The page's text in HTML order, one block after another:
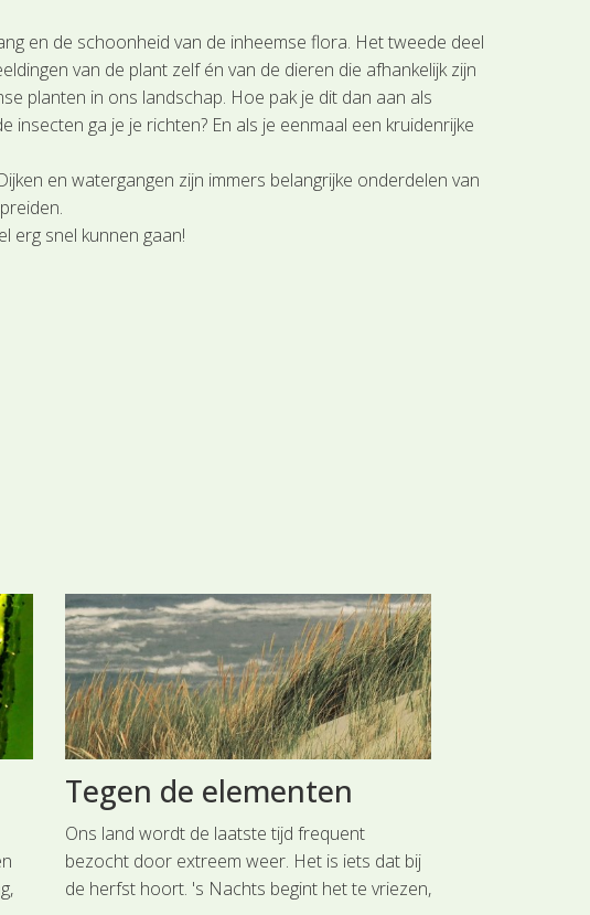
en de schoonheid van de inheemse flora. Het tweede deel
van de plant zelf én van de dieren die afhankelijk zijn
planten in ons landschap. Hoe pak je dit dan aan als
ga je je richten? En als je eenmaal een kruidenrijke
en watergangen zijn immers belangrijke onderdelen van
erg snel kunnen gaan!
Tegen de elementen
Ons land wordt de laatste tijd frequent
bezocht door extreem weer. Het is iets dat bij
de herfst hoort. 's Nachts begint het te vriezen,